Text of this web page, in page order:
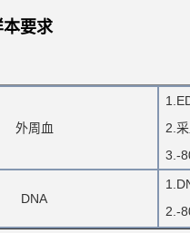
本要求
外周血
2.
3.-
DNA
2.-